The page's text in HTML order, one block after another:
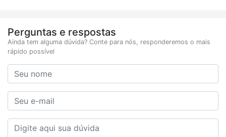
Perguntas e respostas
Ainda tem alguma dúvida? Conte para nós, responderemos o mais
rápido possível